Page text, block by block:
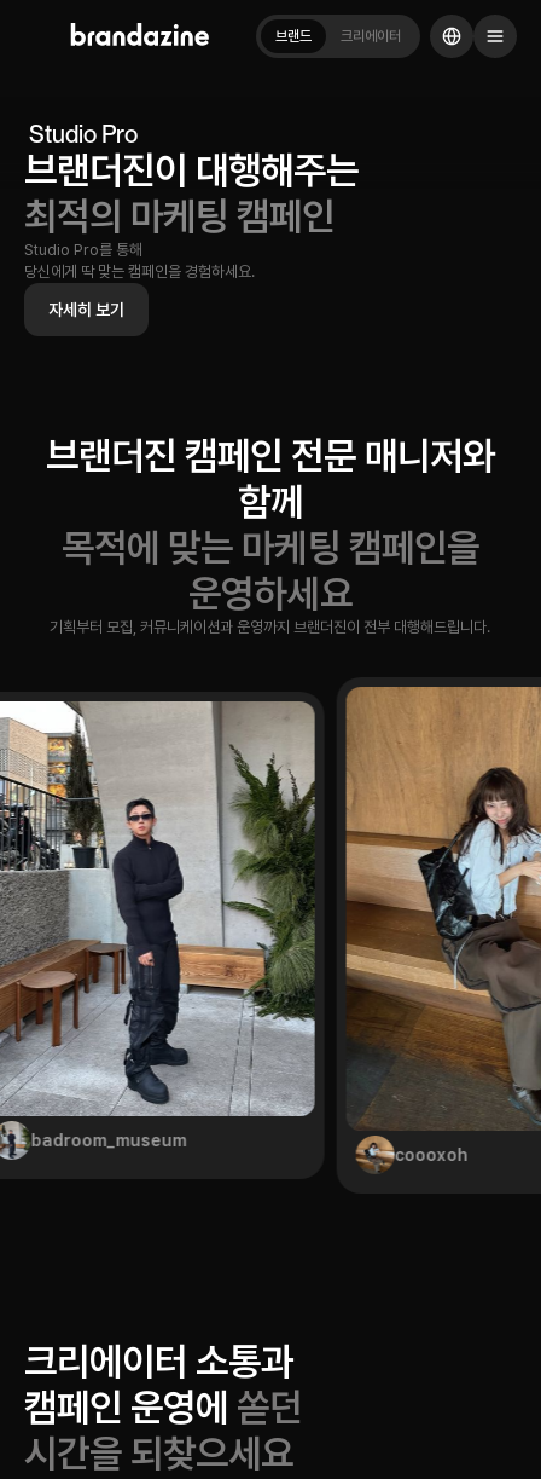
브랜드 크리에이터
Studio Pro
브랜더진이 대행해주는
최적의 마케팅 캠페인
Studio Pro를 통해
당신에게 딱 맞는 캠페인을 경험하세요.
자세히 보기
브랜더진 캠페인 전문 매니저와
함께
목적에 맞는 마케팅 캠페인을
운영하세요
기획부터 모집, 커뮤니케이션과 운영까지 브랜더진이 전부 대행해드립니다.
badroom_museum
coooxoh
크리에이터 소통과
캠페인 운영에 쏟던
시간을 되찾으세요